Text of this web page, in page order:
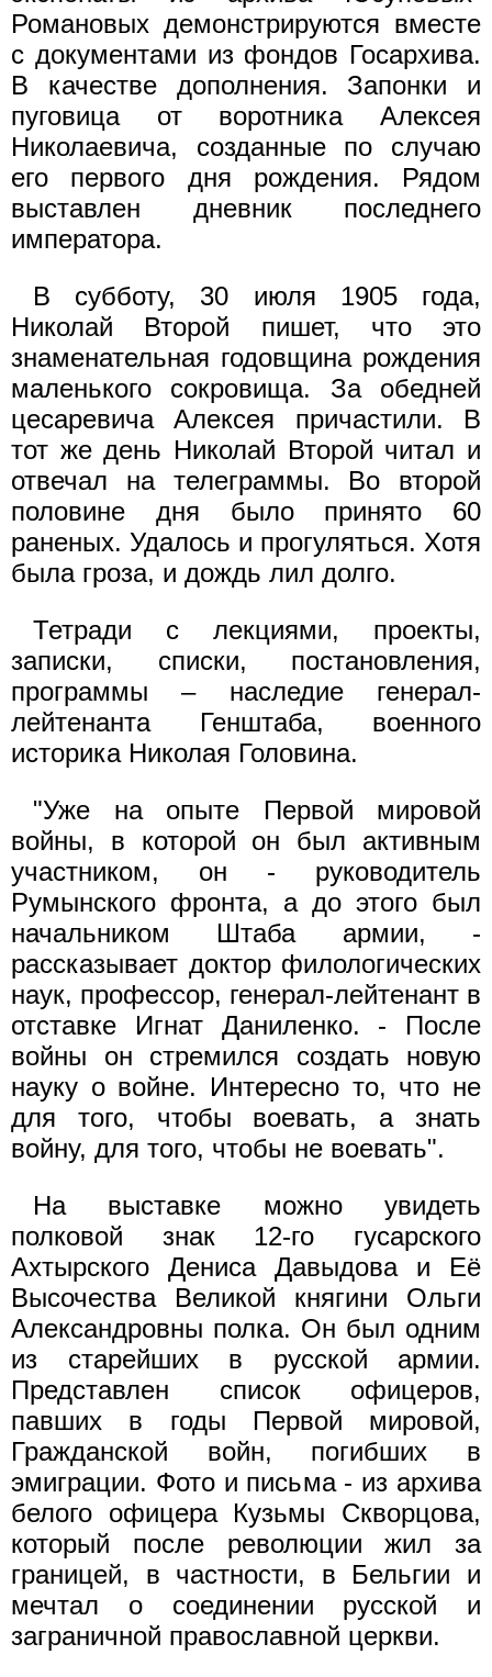
Романовых демонстрируются вместе
с документами из фондов Госархива.
В качестве дополнения. Запонки и
пуговица от воротника Алексея
Николаевича, созданные по случаю
его первого дня рождения. Рядом
выставлен дневник последнего
императора.
В субботу, 30 июля 1905 года,
Николай Второй пишет, что это
знаменательная годовщина рождения
маленького сокровища. За обедней
цесаревича Алексея причастили. В
тот же день Николай Второй читал и
отвечал на телеграммы. Во второй
половине дня было принято 60
раненых. Удалось и прогуляться. Хотя
была гроза, и дождь лил долго.
Тетради с лекциями, проекты,
записки, списки, постановления,
программы – наследие генерал-
лейтенанта Генштаба, военного
историка Николая Головина.
"Уже на опыте Первой мировой
войны, в которой он был активным
участником, он - руководитель
Румынского фронта, а до этого был
начальником Штаба армии, -
рассказывает доктор филологических
наук, профессор, генерал-лейтенант в
отставке Игнат Даниленко. - После
войны он стремился создать новую
науку о войне. Интересно то, что не
для того, чтобы воевать, а знать
войну, для того, чтобы не воевать".
На выставке можно увидеть
полковой знак 12-го гусарского
Ахтырского Дениса Давыдова и Её
Высочества Великой княгини Ольги
Александровны полка. Он был одним
из старейших в русской армии.
Представлен список офицеров,
павших в годы Первой мировой,
Гражданской войн, погибших в
эмиграции. Фото и письма - из архива
белого офицера Кузьмы Скворцова,
который после революции жил за
границей, в частности, в Бельгии и
мечтал о соединении русской и
заграничной православной церкви.